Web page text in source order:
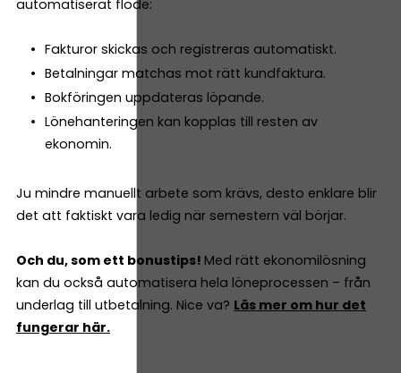
automatiserat flöde:
Fakturor skickas och registreras automatiskt.
Betalningar matchas mot rätt kundfaktura.
Bokföringen uppdateras löpande.
Lönehanteringen kan kopplas till resten av
ekonomin.
Ju mindre manuellt arbete som krävs, desto enklare blir
det att faktiskt vara ledig när semestern väl börjar.
Och du, som ett bonustips! Med rätt ekonomilösning
kan du också automatisera hela löneprocessen – från
underlag till utbetalning. Nice va? Läs mer om hur det
fungerar här.